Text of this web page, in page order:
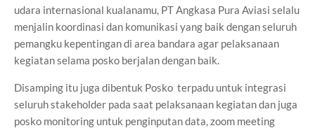
udara internasional kualanamu, PT Angkasa Pura Aviasi selalu
menjalin koordinasi dan komunikasi yang baik dengan seluruh
pemangku kepentingan di area bandara agar pelaksanaan
kegiatan selama posko berjalan dengan baik.
Disamping itu juga dibentuk Posko terpadu untuk integrasi
seluruh stakeholder pada saat pelaksanaan kegiatan dan juga
posko monitoring untuk penginputan data, zoom meeting